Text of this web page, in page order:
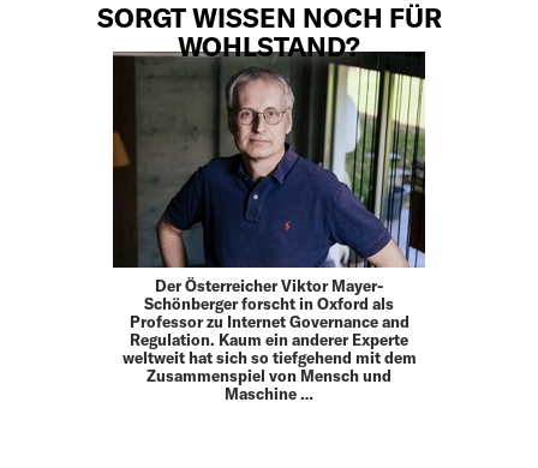
SORGT WISSEN NOCH FÜR
WOHLSTAND?
Der Österreicher Viktor Mayer-
Schönberger forscht in Oxford als
Professor zu Internet Governance and
Regulation. Kaum ein anderer Experte
weltweit hat sich so tiefgehend mit dem
Zusammenspiel von Mensch und
Maschine …